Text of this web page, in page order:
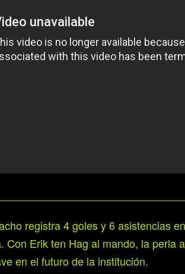
registra 4 goles y 6 asistencias
Con Erik ten Hag al mando, la perla
en el futuro de la institución.